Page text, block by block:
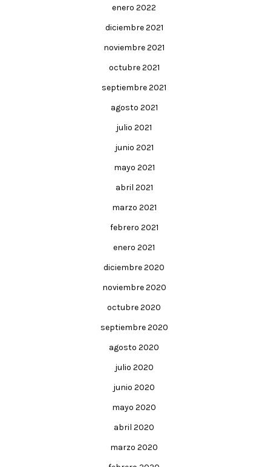
enero 2022
diciembre 2021
noviembre 2021
octubre 2021
septiembre 2021
agosto 2021
julio 2021
junio 2021
mayo 2021
abril 2021
marzo 2021
febrero 2021
enero 2021
diciembre 2020
noviembre 2020
octubre 2020
septiembre 2020
agosto 2020
julio 2020
junio 2020
mayo 2020
abril 2020
marzo 2020